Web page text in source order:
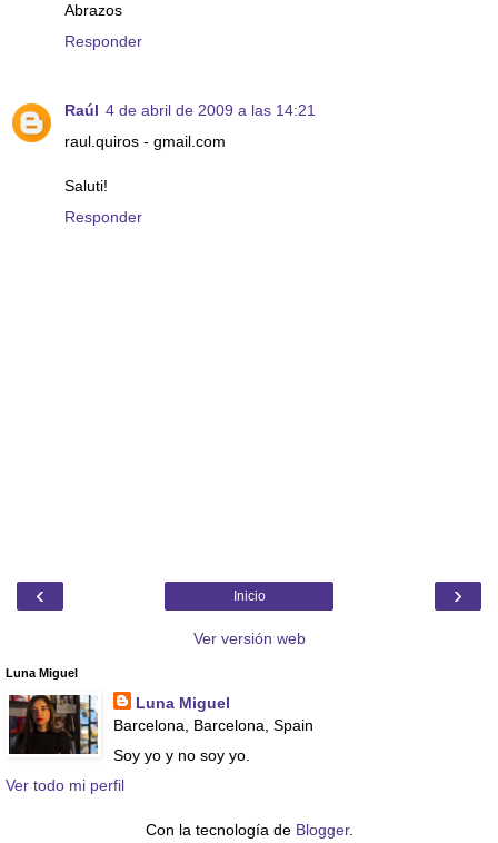
Abrazos
Responder
Raúl 4 de abril de 2009 a las 14:21
raul.quiros - gmail.com
Saluti!
Responder
‹ ›
Inicio
Ver versión web
Luna Miguel
Luna Miguel
Barcelona, Barcelona, Spain
Soy yo y no soy yo.
Ver todo mi perfil
Con la tecnología de Blogger.